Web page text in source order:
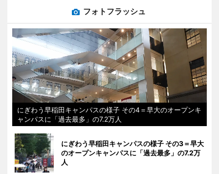
フォトフラッシュ
にぎわう早稲田キャンパスの様子 その4＝早大のオープンキ
ャンパスに「過去最多」の7.2万人
にぎわう早稲田キャンパスの様子 その3＝早大
のオープンキャンパスに「過去最多」の7.2万
人